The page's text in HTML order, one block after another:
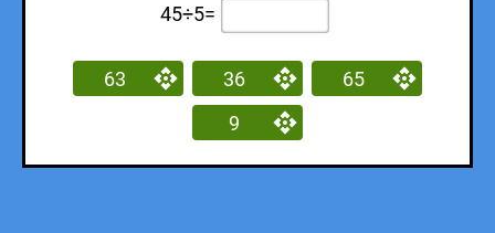
45÷5=
63 36
65
9